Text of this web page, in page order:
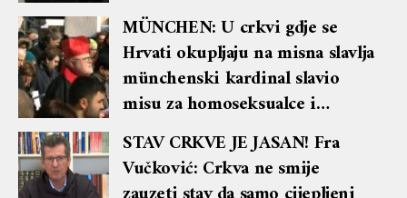
kampanji mnogo toga lažno –
kao da jedva čekaju pročitati
objašnjenje
MÜNCHEN: U crkvi gdje se
Hrvati okupljaju na misna slavlja
münchenski kardinal slavio
misu za homoseksualce i
lezbijke
STAV CRKVE JE JASAN! Fra
Vučković: Crkva ne smije